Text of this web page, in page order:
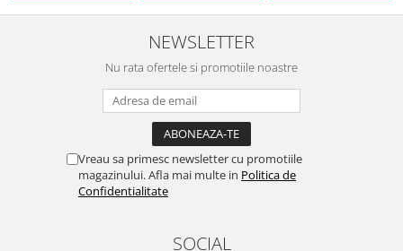
NEWSLETTER
Nu rata ofertele si promotiile noastre
Vreau sa primesc newsletter cu promotiile
magazinului. Afla mai multe in Politica de
Confidentialitate
SOCIAL